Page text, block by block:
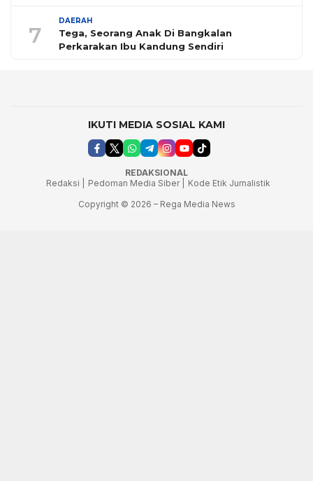
7
DAERAH
Tega, Seorang Anak Di Bangkalan
Perkarakan Ibu Kandung Sendiri
IKUTI MEDIA SOSIAL KAMI
REDAKSIONAL
Redaksi |
Pedoman Media Siber |
Kode Etik Jurnalistik
Copyright © 2026 – Rega Media News